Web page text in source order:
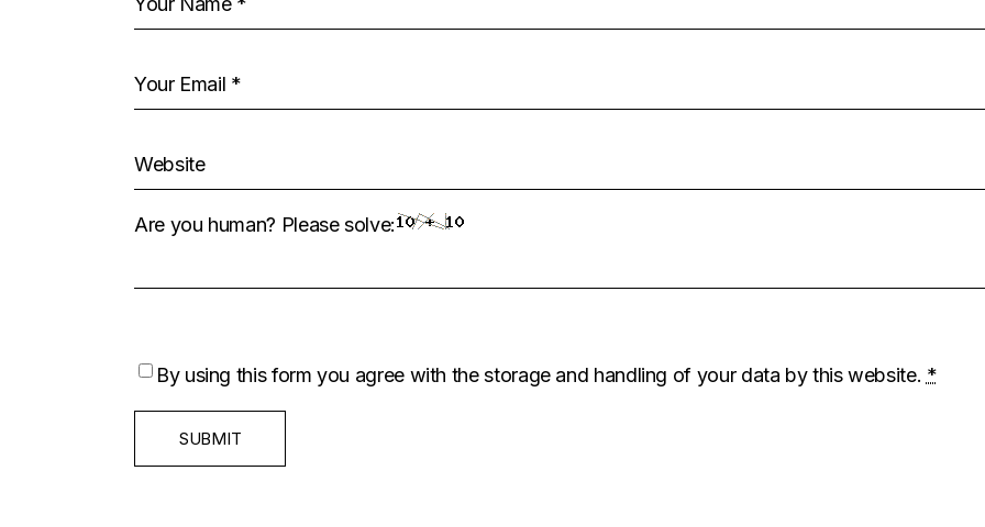
Are you human? Please solve:
By using this form you agree with the storage and handling of your data by this website. *
SUBMIT